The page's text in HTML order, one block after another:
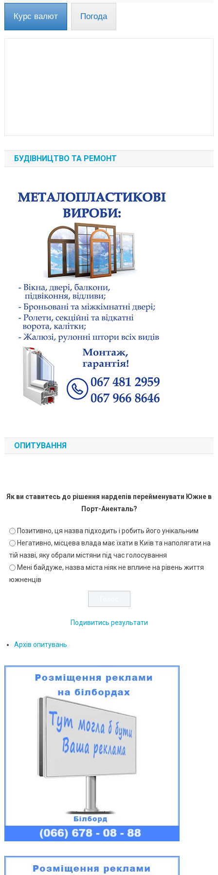
Курс валют Погода
БУДІВНИЦТВО ТА РЕМОНТ
ОПИТУВАННЯ
Як ви ставитесь до рішення нардепів перейменувати Южне в
Порт-Аненталь?
Позитивно, ця назва підходить і робить його унікальним
Негативно, місцева влада має їхати в Київ та наполягати на
тій назві, яку обрали містяни під час голосування
Мені байдуже, назва міста ніяк не вплине на рівень життя
южненців
Подивитись результати
Архів опитувань